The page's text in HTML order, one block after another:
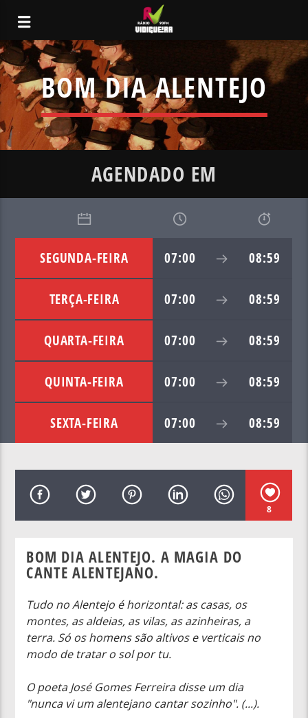
BOM DIA ALENTEJO
AGENDADO EM
SEGUNDA-FEIRA 07:00 08:59
TERÇA-FEIRA 07:00 08:59
QUARTA-FEIRA 07:00 08:59
QUINTA-FEIRA 07:00 08:59
SEXTA-FEIRA 07:00 08:59
8
BOM DIA ALENTEJO. A MAGIA DO
CANTE ALENTEJANO.
Tudo no Alentejo é horizontal: as casas, os
montes, as aldeias, as vilas, as azinheiras, a
terra. Só os homens são altivos e verticais no
modo de tratar o sol por tu.
O poeta José Gomes Ferreira disse um dia
"nunca vi um alentejano cantar sozinho". (...).